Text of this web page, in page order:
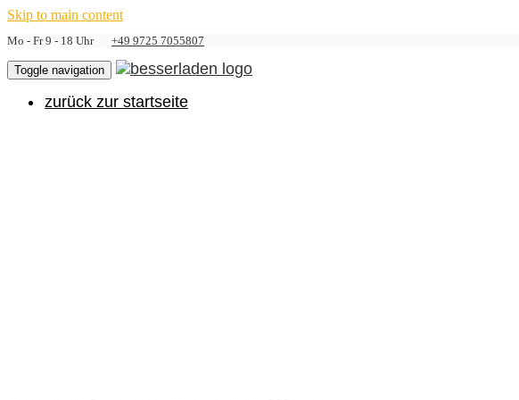
Skip to main content
Mo - Fr 9 - 18 Uhr +49 9725 7055807
Toggle navigation
zurück zur startseite